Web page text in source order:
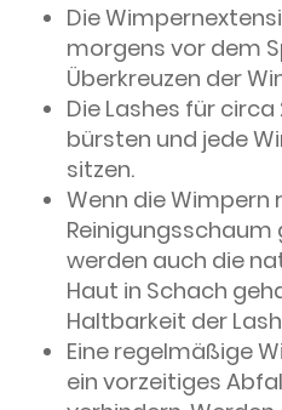
Die
morgens vor dem
Überkreuzen der
Die Lashes für
bürsten und jede
sitzen.
Wenn die
Reinigungsschaum
werden auch die
Haut in Schach
Haltbarkeit der
Eine regelmäßige
ein vorzeitiges